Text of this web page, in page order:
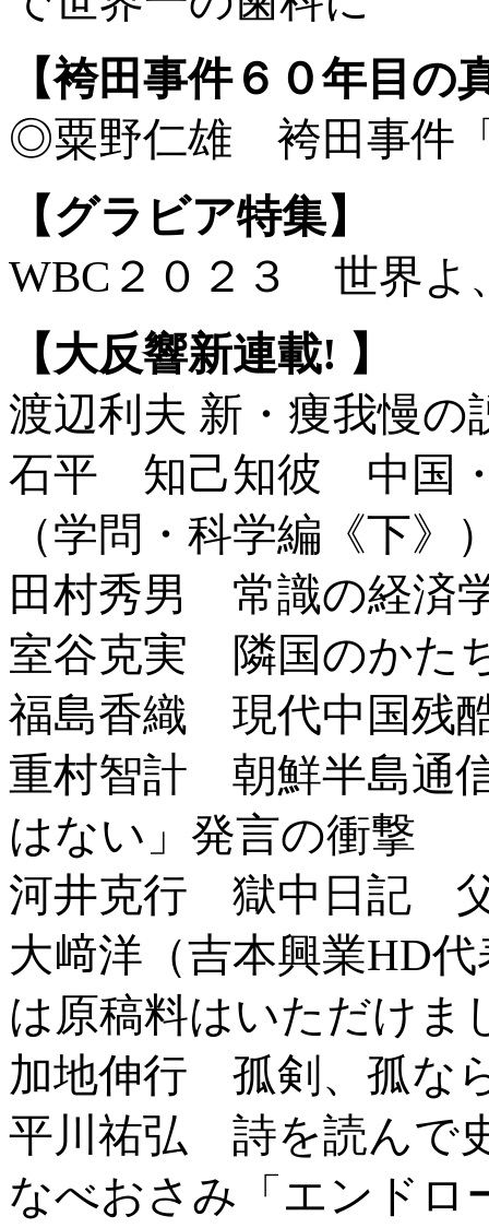
【袴田事件６０年目の
◎粟野仁雄 袴田事件
【グラビア特集】
WBC２０２３ 世界よ
【大反響新連載! 】
渡辺利夫 新・痩我慢
石平 知己知彼 中国・
（学問・科学編《下》
田村秀男 常識の経済
室谷克実 隣国のかた
福島香織 現代中国残
重村智計 朝鮮半島通
はない」発言の衝撃
河井克行 獄中日記
大﨑洋（吉本興業HD
は原稿料はいただけま
加地伸行 孤剣、孤な
平川祐弘 詩を読んで
なべおさみ「エンドロ